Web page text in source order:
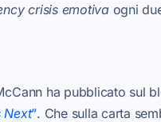
crisis emotivaogni
ha pubblicato sul
Next”. Che sulla carta